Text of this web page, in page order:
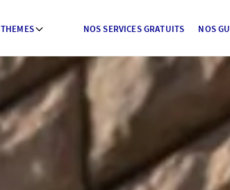
THEMES NOS SERVICES GRATUITS NOS